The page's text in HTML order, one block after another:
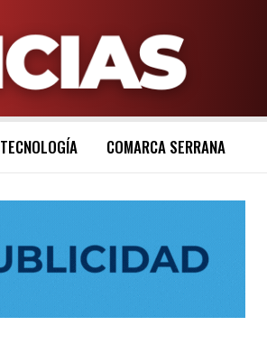
TECNOLOGÍA COMARCA SERRANA